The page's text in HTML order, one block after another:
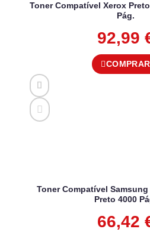
Toner Compatível Xerox
Pág.
92,99
COMPRAR
Toner Compatível Samsung
Preto 4000
66,42